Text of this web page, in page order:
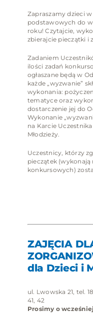
Zapraszamy dzieci
podstawowych do
roku! Czytajcie,
zbierajcie pieczątki i
Zadaniem
ilości zadań
ogłaszane będą w
każde „wyzwanie”
wykonania:
tematyce oraz
dostarczenie jej do
Wykonanie
na Karcie
Młodzieży.
Uczestnicy, którzy
pieczątek (wykonają
konkursowych)
ZAJĘCIA
dla Dzieci i
ul. Lwowska 21, tel.
41, 42
Prosimy o